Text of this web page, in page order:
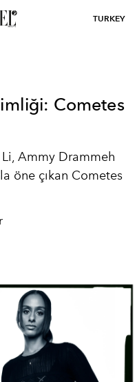
TURKEY
Cometes
Li, Ammy Drammeh
öne çıkan Cometes